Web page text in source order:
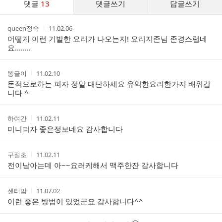
댓글 13 댓글쓰기 답글쓰기
트
작
성
자
queen정숙
작
성
시
11.02.06
어떻게 이런 기발한 요리가 나오는지! 요리지존님 존경스럽네
요........
작
성
자
똥글이
작
성
시
11.02.10
돈적으로하는 피자 정말 대단하세요 유익한요리한가지 배워갑
니다 ^
작
성
자
하여간
작
성
시
간
11.02.11
미니피자 좋은정보네요 감사합니다
작
성
자
구절초
작
성
시
간
11.02.11
전이남아는데 아~~요러케해서 맥주한잔 감사합니다
작
성
자
센터맘
작
성
시
간
11.07.02
이런 좋은 방법이 있었군요 감사합니다^^